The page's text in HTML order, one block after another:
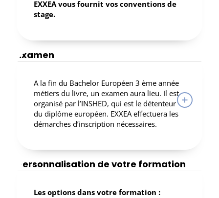
EXXEA vous fournit vos conventions de
stage.
Examen
A la fin du Bachelor Européen 3 ème année
métiers du livre, un examen aura lieu. Il est
organisé par l’INSHED, qui est le détenteur
du diplôme européen. EXXEA effectuera les
démarches d’inscription nécessaires.
Personnalisation de votre formation
Les options dans votre formation :